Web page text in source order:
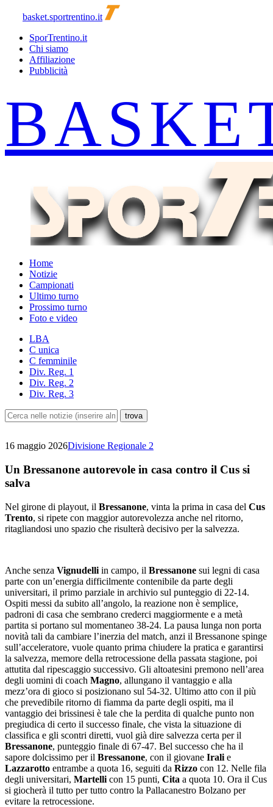
basket.sportrentino.it
SporTrentino.it
Chi siamo
Affiliazione
Pubblicità
Home
Notizie
Campionati
Ultimo turno
Prossimo turno
Foto e video
LBA
C unica
C femminile
Div. Reg. 1
Div. Reg. 2
Div. Reg. 3
16 maggio 2026Divisione Regionale 2
Un Bressanone autorevole in casa contro il Cus si
salva
Nel girone di playout, il Bressanone, vinta la prima in casa del Cus
Trento, si ripete con maggior autorevolezza anche nel ritorno,
ritagliandosi uno spazio che risulterà decisivo per la salvezza.
Anche senza Vignudelli in campo, il Bressanone sui legni di casa
parte con un’energia difficilmente contenibile da parte degli
universitari, il primo parziale in archivio sul punteggio di 22-14.
Ospiti messi da subito all’angolo, la reazione non è semplice,
padroni di casa che sembrano crederci maggiormente e a metà
partita si portano sul momentaneo 38-24. La pausa lunga non porta
novità tali da cambiare l’inerzia del match, anzi il Bressanone spinge
sull’acceleratore, vuole quanto prima chiudere la pratica e garantirsi
la salvezza, memore della retrocessione della passata stagione, poi
attutita dal ripescaggio successivo. Gli altoatesini premono nell’area
degli uomini di coach Magno, allungano il vantaggio e alla
mezz’ora di gioco si posizionano sul 54-32. Ultimo atto con il più
che prevedibile ritorno di fiamma da parte degli ospiti, ma il
vantaggio dei brissinesi è tale che la perdita di qualche punto non
pregiudica di certo il successo finale, che vista la situazione di
classifica e gli scontri diretti, vuol già dire salvezza certa per il
Bressanone, punteggio finale di 67-47. Bel successo che ha il
sapore dolcissimo per il Bressanone, con il giovane Irali e
Lazzarotto entrambe a quota 16, seguiti da Rizzo con 12. Nelle fila
degli universitari, Martelli con 15 punti, Cita a quota 10. Ora il Cus
si giocherà il tutto per tutto contro la Pallacanestro Bolzano per
evitare la retrocessione.